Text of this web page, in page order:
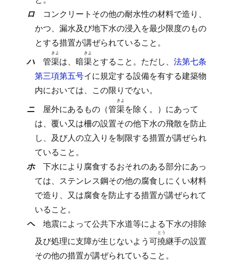
ロ コンクリートその他の耐水性の材料で造り、
かつ、漏水及び地下水の浸入を最少限度のもの
とする措置が講ぜられていること。
ハ 管渠
きよ
は、暗渠
きよ
とすること。 ただし、 法第七条
第三項第五号イに規定する設備を有する建築物
内においては、この限りでない。
ニ 屋外にあるもの（管渠
きよ
を除く。）にあって
は、覆い又は柵の設置その他下水の飛散を防止
し、及び人の立入りを制限する措置が講ぜられ
ていること。
ホ 下水により腐食するおそれのある部分にあっ
ては、ステンレス鋼その他の腐食しにくい材料
で造り、又は腐食を防止する措置が講ぜられて
いること。
ヘ 地震によって公共下水道等による下水の排除
及び処理に支障が生じないよう可撓
とう
継手の設置
その他の措置が講ぜられていること。